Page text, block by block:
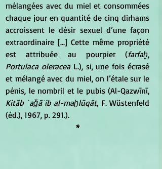
mélangées avec du miel et consommées
chaque jour en quantité de cinq dirhams
accroissent le désir sexuel d’une façon
extraordinaire [...] Cette même propriété
est attribuée au pourpier (farfaḫ
Portulaca oleracea L.), si, une fois écrasé
et mélangé avec du miel, on l’étale sur le
pénis, le nombril et le pubis
Kitāb ʿaǧāʾib al-maḫlūqāt, F. Wüstenfeld
(éd.), 1967, p. 291.).
*